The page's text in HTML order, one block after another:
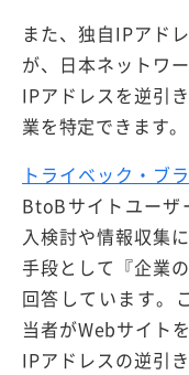
また、独自IPアド
が、日本ネットワ
IPアドレスを逆引
業を特定できます。
トライベック・ブ
BtoBサイトユーザ
入検討や情報収集
手段として『企業
回答しています。
当者がWebサイト
IPアドレスの逆引